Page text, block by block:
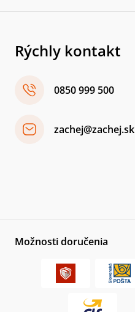
Rýchly kontakt
0850 999 500
zachej@zachej.sk
Možnosti doručenia